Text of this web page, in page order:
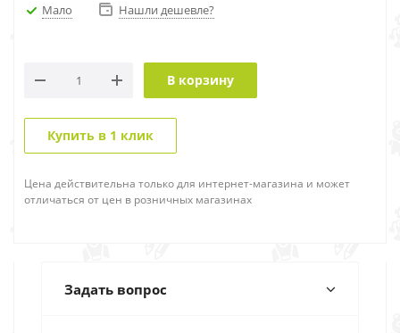
Мало Нашли дешевле?
В корзину
Купить в 1 клик
Цена действительна только для интернет-магазина и может
отличаться от цен в розничных магазинах
Задать вопрос